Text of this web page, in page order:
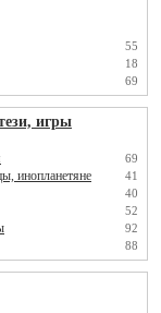
55
18
69
игры
69
инопланетяне 41
40
52
92
88